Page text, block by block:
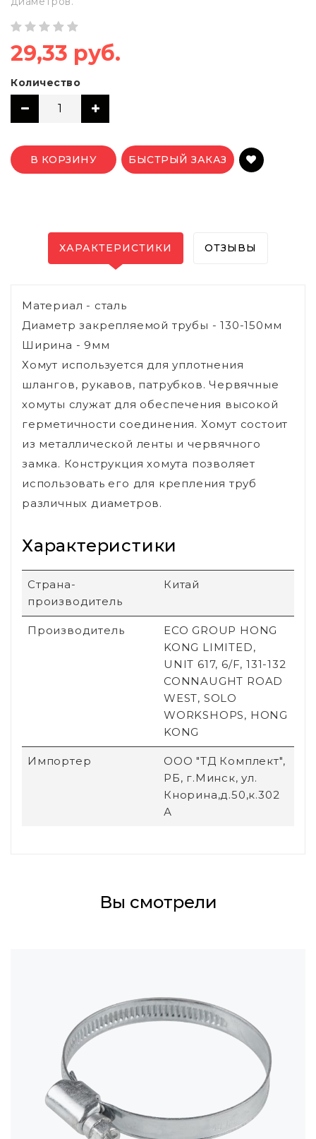
29,33 руб.
Количество
В КОРЗИНУ БЫСТРЫЙ ЗАКАЗ
ХАРАКТЕРИСТИКИ ОТЗЫВЫ
Материал - сталь
Диаметр закрепляемой трубы - 130-150мм
Ширина - 9мм
Хомут используется для уплотнения
шлангов, рукавов, патрубков. Червячные
хомуты служат для обеспечения высокой
герметичности соединения. Хомут состоит
из металлической ленты и червячного
замка. Конструкция хомута позволяет
использовать его для крепления труб
различных диаметров.
Характеристики
Страна-
производитель
Китай
Производитель
ECO GROUP HONG
KONG LIMITED,
UNIT 617, 6/F, 131-132
CONNAUGHT ROAD
WEST, SOLO
WORKSHOPS, HONG
KONG
Импортер
ООО "ТД Комплект",
РБ, г.Минск, ул.
Кнорина,д.50,к.302
А
Вы смотрели